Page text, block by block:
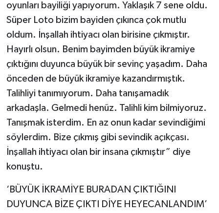
oyunları bayiliği yapıyorum. Yaklaşık 7 sene oldu.
Süper Loto bizim bayiden çıkınca çok mutlu
oldum. İnşallah ihtiyacı olan birisine çıkmıştır.
Hayırlı olsun. Benim bayimden büyük ikramiye
çıktığını duyunca büyük bir sevinç yaşadım. Daha
önceden de büyük ikramiye kazandırmıştık.
Talihliyi tanımıyorum. Daha tanışamadık
arkadaşla. Gelmedi henüz. Talihli kim bilmiyoruz.
Tanışmak isterdim. En az onun kadar sevindiğimi
söylerdim. Bize çıkmış gibi sevindik açıkçası.
İnşallah ihtiyacı olan bir insana çıkmıştır” diye
konuştu.
‘BÜYÜK İKRAMİYE BURADAN ÇIKTIĞINI
DUYUNCA BİZE ÇIKTI DİYE HEYECANLANDIM’